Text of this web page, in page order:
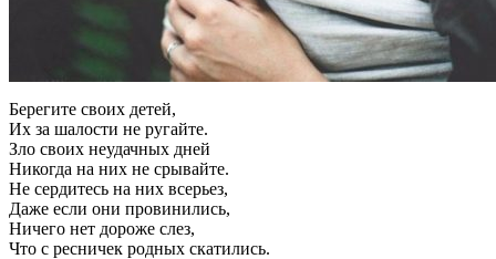
Берегите своих детей,
Их за шалости не ругайте.
Зло своих неудачных дней
Никогда на них не срывайте.
Не сердитесь на них всерьез,
Даже если они провинились,
Ничего нет дороже слез,
Что с ресничек родных скатились.